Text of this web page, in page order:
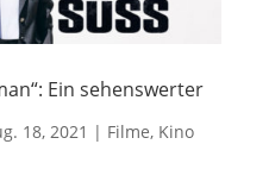
Ein sehenswerter
18, 2021 | Filme, Kino